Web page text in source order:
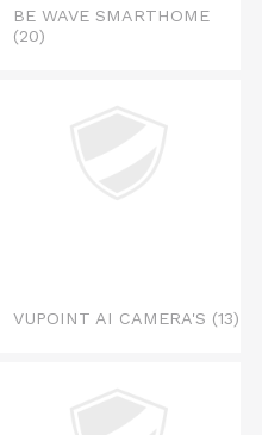
BE WAVE SMARTHOME
(20)
VUPOINT AI CAMERA'S (13)